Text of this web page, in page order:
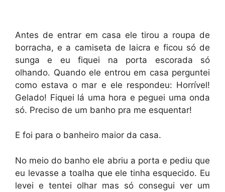
Antes de entrar em casa ele tirou a roupa de
borracha, e a camiseta de laicra e ficou só de
sunga e eu fiquei na porta escorada só
olhando. Quando ele entrou em casa perguntei
como estava o mar e ele respondeu: Horrível!
Gelado! Fiquei lá uma hora e peguei uma onda
só. Preciso de um banho pra me esquentar!
E foi para o banheiro maior da casa.
No meio do banho ele abriu a porta e pediu que
eu levasse a toalha que ele tinha esquecido. Eu
levei e tentei olhar mas só consegui ver um